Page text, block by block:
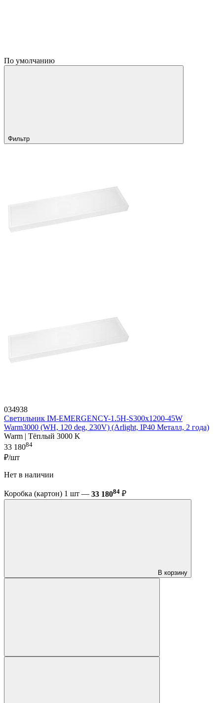
По умолчанию
Фильтр
034938
Светильник IM-EMERGENCY-1.5H-S300x1200-45W
Warm3000 (WH, 120 deg, 230V) (Arlight, IP40 Металл, 2 года)
Warm | Тёплый 3000 K
33 18084
₽/шт
Нет в наличии
Коробка (картон) 1 шт — 33 18084 ₽
В корзину